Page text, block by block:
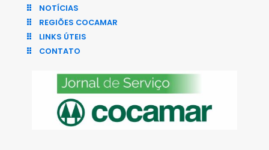
NOTÍCIAS
REGIÕES COCAMAR
LINKS ÚTEIS
CONTATO